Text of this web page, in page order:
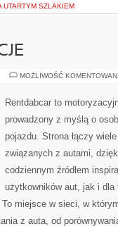
UTARTYM SZLAKIEM
MOŻLIWOŚĆ
Rentdabcar to
prowadzony z myślą o
pojazdu. Strona łączy
związanych z autami,
codziennym źródłem
użytkowników aut, jak i
miejsce w sieci, w
z auta, od